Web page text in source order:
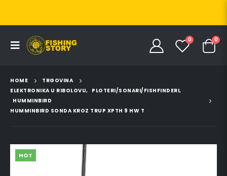
0 0
HOME
TRGOVINA
ELEKTRONIKA U RIBOLOVU, PLOTERI/SONARI/FISHFINDERI,
HUMMINBIRD
HUMMINBIRD SONDA KROZ TRUP XPTH 9 HW T
HOT